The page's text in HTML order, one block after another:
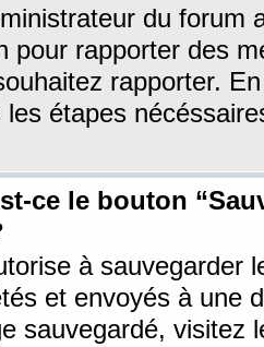
du forum
pour rapporter des
rapporter.
les étapes
ce le bouton
à sauvegarder
et envoyés à une
sauvegardé, visitez